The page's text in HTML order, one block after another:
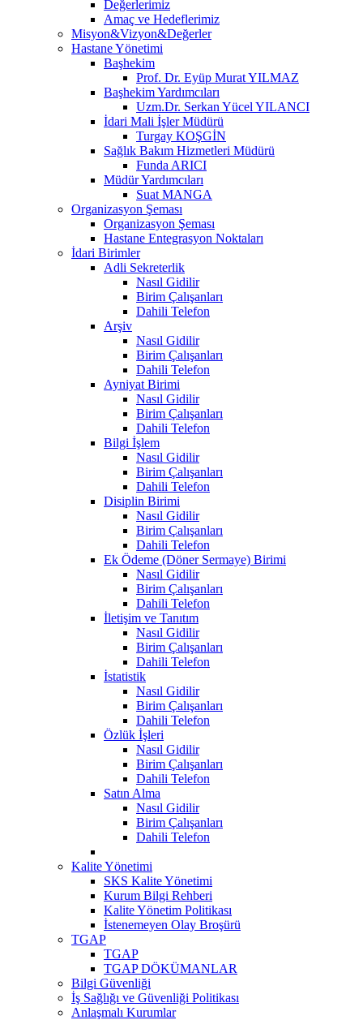
Değerlerimiz
Amaç ve Hedeflerimiz
Misyon&Vizyon&Değerler
Hastane Yönetimi
Başhekim
Prof. Dr. Eyüp Murat YILMAZ
Başhekim Yardımcıları
Uzm.Dr. Serkan Yücel YILANCI
İdari Mali İşler Müdürü
Turgay KOŞGİN
Sağlık Bakım Hizmetleri Müdürü
Funda ARICI
Müdür Yardımcıları
Suat MANGA
Organizasyon Şeması
Organizasyon Şeması
Hastane Entegrasyon Noktaları
İdari Birimler
Adli Sekreterlik
Nasıl Gidilir
Birim Çalışanları
Dahili Telefon
Arşiv
Nasıl Gidilir
Birim Çalışanları
Dahili Telefon
Ayniyat Birimi
Nasıl Gidilir
Birim Çalışanları
Dahili Telefon
Bilgi İşlem
Nasıl Gidilir
Birim Çalışanları
Dahili Telefon
Disiplin Birimi
Nasıl Gidilir
Birim Çalışanları
Dahili Telefon
Ek Ödeme (Döner Sermaye) Birimi
Nasıl Gidilir
Birim Çalışanları
Dahili Telefon
İletişim ve Tanıtım
Nasıl Gidilir
Birim Çalışanları
Dahili Telefon
İstatistik
Nasıl Gidilir
Birim Çalışanları
Dahili Telefon
Özlük İşleri
Nasıl Gidilir
Birim Çalışanları
Dahili Telefon
Satın Alma
Nasıl Gidilir
Birim Çalışanları
Dahili Telefon
Kalite Yönetimi
SKS Kalite Yönetimi
Kurum Bilgi Rehberi
Kalite Yönetim Politikası
İstenemeyen Olay Broşürü
TGAP
TGAP
TGAP DÖKÜMANLAR
Bilgi Güvenliği
İş Sağlığı ve Güvenliği Politikası
Anlaşmalı Kurumlar